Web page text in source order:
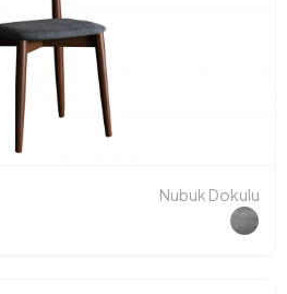
Nubuk Dokulu